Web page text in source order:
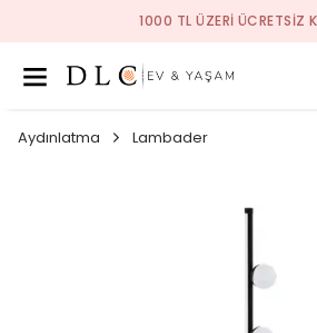
1000 TL ÜZERI ÜCRETSIZ
Aydınlatma Lambader